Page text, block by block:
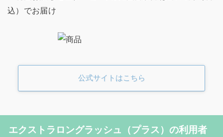
込）でお届け
公式サイトはこちら
エクストラロングラッシュ（プラス）の利用者